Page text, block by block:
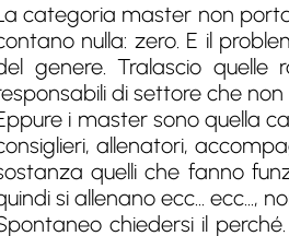
categoria master non
nulla: zero. E il
genere. Tralascio quelle
di settore che
i master sono quella
allenatori,
quelli che fanno
si allenano ecc... ecc...,
chiedersi il